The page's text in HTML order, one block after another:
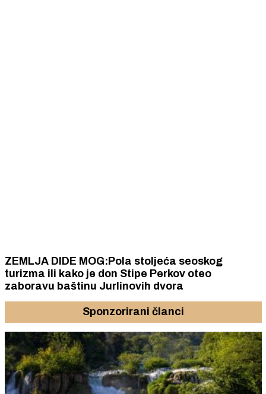
ZEMLJA DIDE MOG:Pola stoljeća seoskog
turizma ili kako je don Stipe Perkov oteo
zaboravu baštinu Jurlinovih dvora
Sponzorirani članci